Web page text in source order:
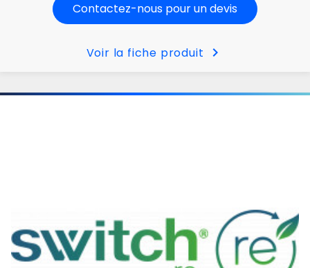
Contactez-nous pour un devis
Voir la fiche produit chevron_right